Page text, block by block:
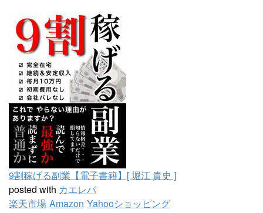
9割稼げる副業【電子書籍】[ 堀江 貴史 ]
posted with カエレバ
楽天市場 Amazon Yahooショッピング